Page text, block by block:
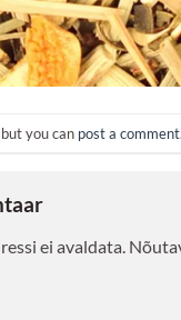
you can post a comment.
ei avaldata.